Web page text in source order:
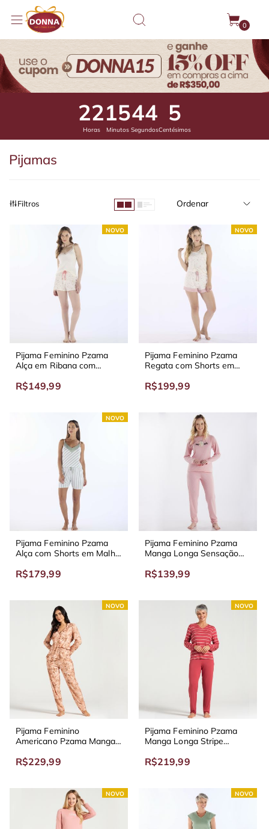
0
22
Horas
15
Minutos
43
Segundos
58
Centésimos
Pijamas
Filtros Ordenar
NOVO
Pijama Feminino Pzama
Alça em Ribana com
Jimmie
R$149,99
NOVO
Pijama Feminino Pzama
Regata com Shorts em
R$199,99
NOVO
Pijama Feminino Pzama
Alça com Shorts em Malha
R$179,99
Pijama Feminino Pzama
Manga Longa Sensação
R$139,99
NOVO
Pijama Feminino
Americano Pzama Manga
R$229,99
NOVO
Pijama Feminino Pzama
Manga Longa Stripe
R$219,99
NOVO NOVO